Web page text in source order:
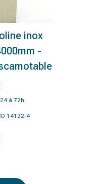
inox
-
à 72h
14122-4